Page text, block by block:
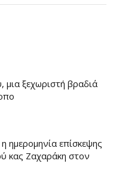
μια ξεχωριστή βραδιά
ημερομηνία επίσκεψης
κας Ζαχαράκη στον